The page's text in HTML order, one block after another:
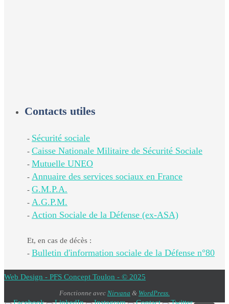
Contacts utiles
- Sécurité sociale
- Caisse Nationale Militaire de Sécurité Sociale
- Mutuelle UNEO
- Annuaire des services sociaux en France
- G.M.P.A.
- A.G.P.M.
- Action Sociale de la Défense (ex-ASA)
Et, en cas de décès :
- Bulletin d'information sociale de la Défense n°80
Web Design - PFS Concept Toulon - © 2025
Fonctionne avec Nirvana & WordPress.